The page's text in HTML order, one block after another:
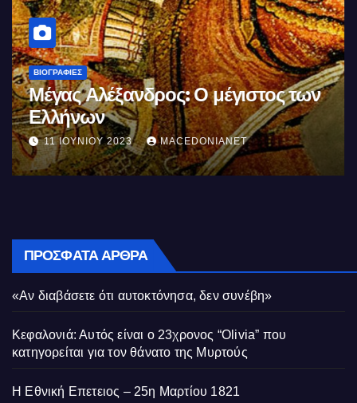
ΒΙΟΓΡΑΦΊΕΣ
Μέγας Αλέξανδρος: Ο μέγιστος των
Ελλήνων
11 ΙΟΥΝΊΟΥ 2023 MACEDONIANET
ΠΡΌΣΦΑΤΑ ΆΡΘΡΑ
«Αν διαβάσετε ότι αυτοκτόνησα, δεν συνέβη»
Κεφαλονιά: Αυτός είναι ο 23χρονος “Olivia” που
κατηγορείται για τον θάνατο της Μυρτούς
Η Εθνική Επετειος – 25η Μαρτίου 1821